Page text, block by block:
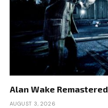
Alan Wake Remastered
AUGUST 3, 2026